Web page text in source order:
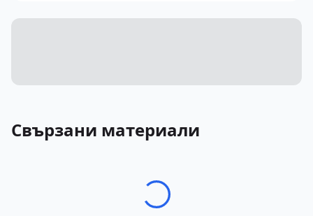
Свързани материали